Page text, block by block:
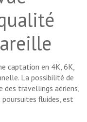
captation en 4K, 6K,
La possibilité de
des travellings aériens,
fluides, est